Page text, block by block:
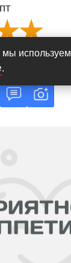
мы используем
.